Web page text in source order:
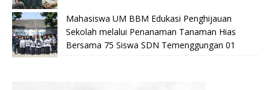
Mahasiswa UM BBM Edukasi Penghijauan
Sekolah melalui Penanaman Tanaman Hias
Bersama 75 Siswa SDN Temenggungan 01